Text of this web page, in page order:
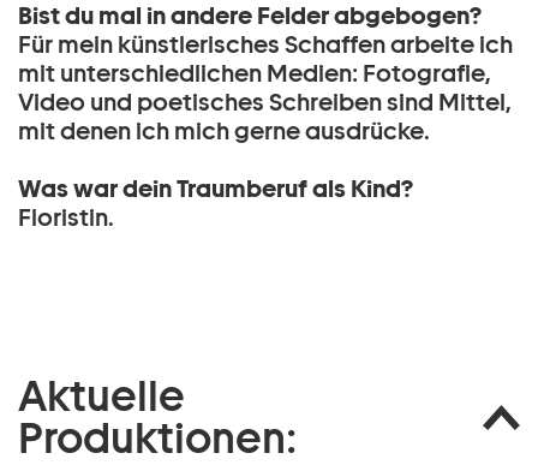
Bist du mal in andere Felder abgebogen?
Für mein künstlerisches Schaffen arbeite ich
mit unterschiedlichen Medien: Fotografie,
Video und poetisches Schreiben sind Mittel,
mit denen ich mich gerne ausdrücke.
Was war dein Traumberuf als Kind?
Floristin.
Aktuelle
Produktionen: